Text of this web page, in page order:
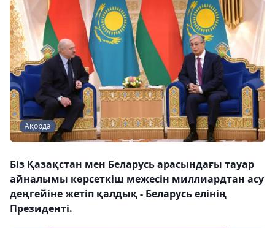
Ақорда
Біз Қазақстан мен Беларусь арасындағы тауар
айналымы көрсеткіш межесін миллиардтан асу
деңгейіне жетіп қалдық - Беларусь елінің
Президенті.